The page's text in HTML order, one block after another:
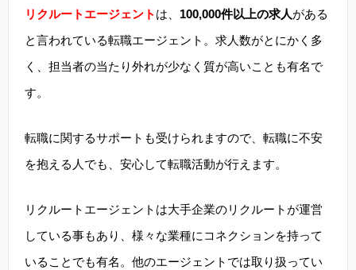
リクルートエージェント は、 100,000件以上の求人がある
と言われている転職エージェント。求人数がとにかく多
く、担当者の当たり外れが少なく質が高いことも有名で
す。
転職に関するサポートも受けられますので、転職に不安
を抱える人でも、安心して転職活動が行えます。
リクルートエージェントは大手企業のリクルートが運営
している事もあり、様々な業種にコネクションを持って
いることでも有名。他のエージェントでは取り扱ってい